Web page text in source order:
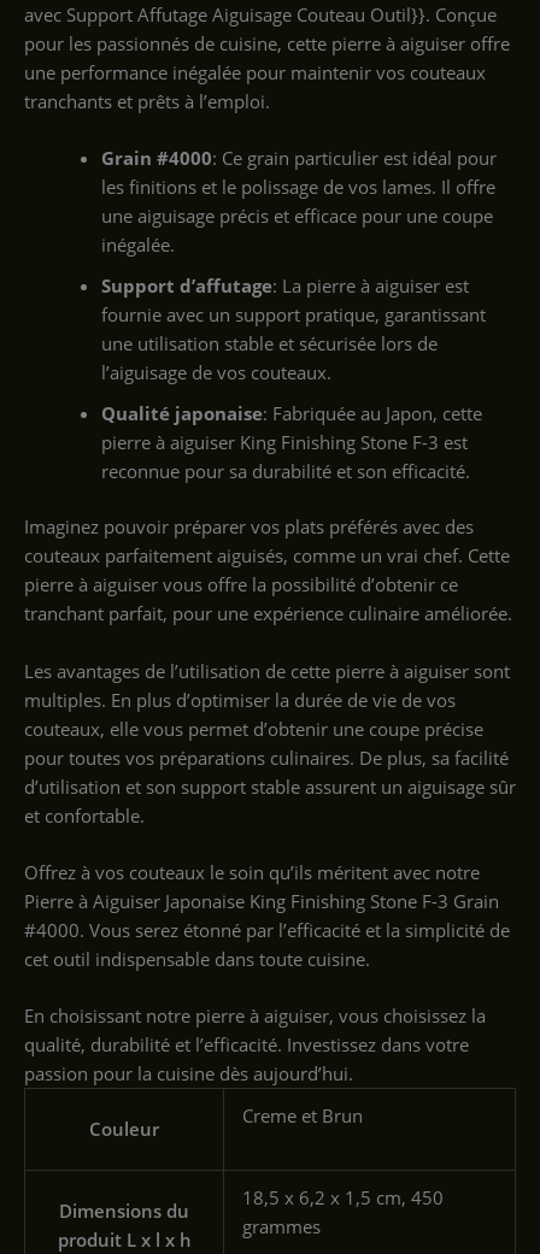
avec Support Affutage Aiguisage Couteau Outil}}. Conçue
pour les passionnés de cuisine, cette pierre à aiguiser offre
une performance inégalée pour maintenir vos couteaux
tranchants et prêts à l’emploi.
Grain #4000: Ce grain particulier est idéal pour
les finitions et le polissage de vos lames. Il offre
une aiguisage précis et efficace pour une coupe
inégalée.
Support d’affutage: La pierre à aiguiser est
fournie avec un support pratique, garantissant
une utilisation stable et sécurisée lors de
l’aiguisage de vos couteaux.
Qualité japonaise: Fabriquée au Japon, cette
pierre à aiguiser King Finishing Stone F-3 est
reconnue pour sa durabilité et son efficacité.
Imaginez pouvoir préparer vos plats préférés avec des
couteaux parfaitement aiguisés, comme un vrai chef. Cette
pierre à aiguiser vous offre la possibilité d’obtenir ce
tranchant parfait, pour une expérience culinaire améliorée.
Les avantages de l’utilisation de cette pierre à aiguiser sont
multiples. En plus d’optimiser la durée de vie de vos
couteaux, elle vous permet d’obtenir une coupe précise
pour toutes vos préparations culinaires. De plus, sa facilité
d’utilisation et son support stable assurent un aiguisage sûr
et confortable.
Offrez à vos couteaux le soin qu’ils méritent avec notre
Pierre à Aiguiser Japonaise King Finishing Stone F-3 Grain
#4000. Vous serez étonné par l’efficacité et la simplicité de
cet outil indispensable dans toute cuisine.
En choisissant notre pierre à aiguiser, vous choisissez la
qualité, durabilité et l’efficacité. Investissez dans votre
passion pour la cuisine dès aujourd’hui.
Couleur
‎Creme et Brun
Dimensions du
produit L x l x h
‎18,5 x 6,2 x 1,5 cm, 450
grammes